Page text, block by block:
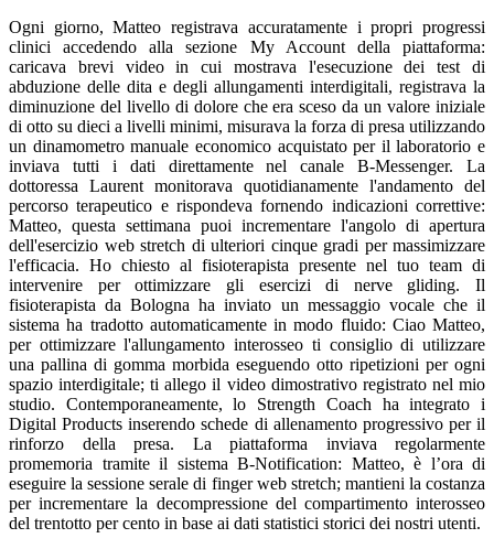
Ogni giorno, Matteo registrava accuratamente i propri progressi
clinici accedendo alla sezione My Account della piattaforma:
caricava brevi video in cui mostrava l'esecuzione dei test di
abduzione delle dita e degli allungamenti interdigitali, registrava la
diminuzione del livello di dolore che era sceso da un valore iniziale
di otto su dieci a livelli minimi, misurava la forza di presa utilizzando
un dinamometro manuale economico acquistato per il laboratorio e
inviava tutti i dati direttamente nel canale B-Messenger. La
dottoressa Laurent monitorava quotidianamente l'andamento del
percorso terapeutico e rispondeva fornendo indicazioni correttive:
Matteo, questa settimana puoi incrementare l'angolo di apertura
dell'esercizio web stretch di ulteriori cinque gradi per massimizzare
l'efficacia. Ho chiesto al fisioterapista presente nel tuo team di
intervenire per ottimizzare gli esercizi di nerve gliding. Il
fisioterapista da Bologna ha inviato un messaggio vocale che il
sistema ha tradotto automaticamente in modo fluido: Ciao Matteo,
per ottimizzare l'allungamento interosseo ti consiglio di utilizzare
una pallina di gomma morbida eseguendo otto ripetizioni per ogni
spazio interdigitale; ti allego il video dimostrativo registrato nel mio
studio. Contemporaneamente, lo Strength Coach ha integrato i
Digital Products inserendo schede di allenamento progressivo per il
rinforzo della presa. La piattaforma inviava regolarmente
promemoria tramite il sistema B-Notification: Matteo, è l’ora di
eseguire la sessione serale di finger web stretch; mantieni la costanza
per incrementare la decompressione del compartimento interosseo
del trentotto per cento in base ai dati statistici storici dei nostri utenti.